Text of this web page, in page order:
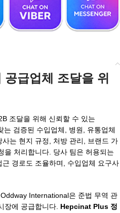
급업체 조달을 위
조달을 위해 신뢰할 수 있는
는 검증된 수입업체, 병원, 유통업체
는 현지 규정, 처방 관리, 브랜드 가
을 처리합니다. 당사 팀은 허용되는
경로도 조율하며, 수입업체 요구사
International은 준법 무역 관
장에 공급합니다. Hepcinat Plus 정